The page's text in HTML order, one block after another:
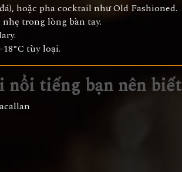
hoặc pha cocktail như Old Fashioned.
trong lòng bàn tay.
tùy loại.
nổi tiếng bạn nên biết